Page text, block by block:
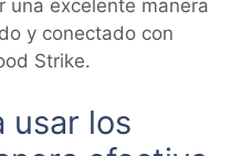
una excelente manera
y conectado con
Strike.
usar los